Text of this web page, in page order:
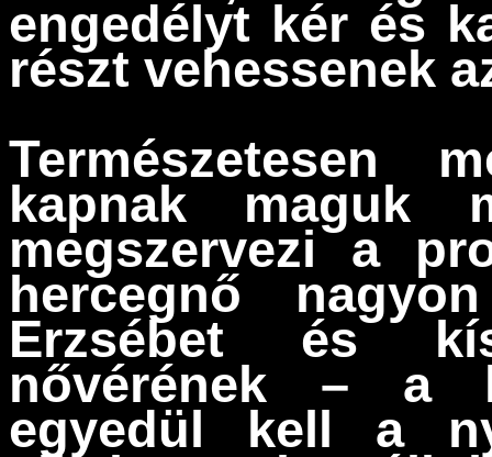
engedélyt kér és
részt vehessenek
Természetesen
kapnak maguk
megszervezi a
hercegnő
Erzsébet és
nővérének – a
egyedül kell a